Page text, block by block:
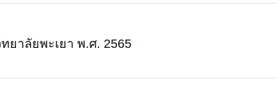
ยาลัยพะเยา พ.ศ. 2565